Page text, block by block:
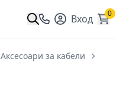
Вход 0
Аксесоари за кабели